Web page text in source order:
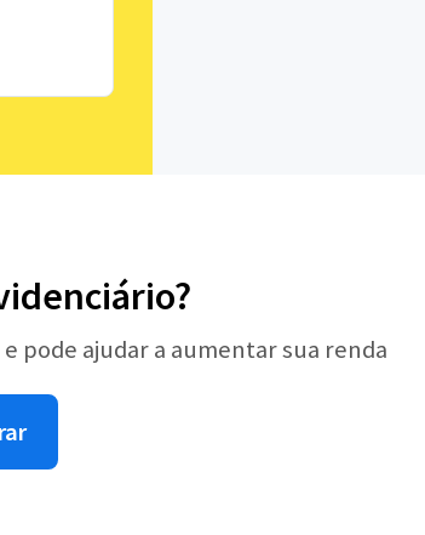
pode ajudar a aumentar sua renda